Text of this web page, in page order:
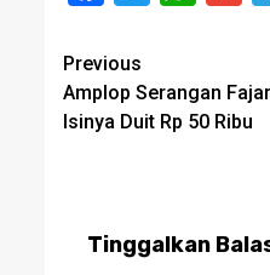
Post
navigation
Previous
Amplop Serangan
Isinya Duit Rp 50 Ribu
Tinggalkan